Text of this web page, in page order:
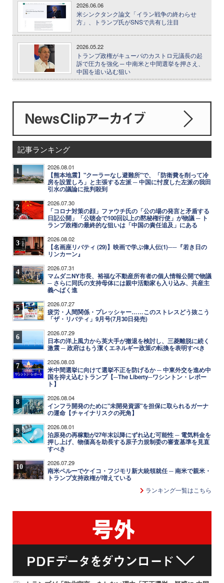
2026.06.06
米シンクタンク論文「イラン戦争の終わらせ
方」、トランプ氏がSNSで共有し注目
2026.05.22
トランプ政権がキューバのカストロ元議長の起
訴で圧力を強化 ─ 中南米と中間選挙を押さえ、
中国を追い込む狙い
記事ランキング
1 2026.08.01
【熊本地震】"クーラーなし避難所"で、「防衛費を削って冷
房を設置しろ」と主張する左派 ─ 中国に忖度した左派の我田
引水の議論に批判殺到
2 2026.07.30
「コロナ対策の顔」ファウチ氏の「公の場の発言と矛盾する
日記公開」「公聴会で100回以上の黙秘権行使」が物議 ─ ト
ランプ政権の最終的な狙いは「中国の責任追及」にある
3 2026.08.02
【名画座リバティ (29)】映画で学ぶ偉人伝(1)──『若き日の
リンカーン』
4 2026.07.31
マムダニNY市長、裕福な不動産所有者の個人情報公開で物議
─ さらに同氏の支持母体には親中活動家も入り込み、共産主
義へばく進
5 2026.07.27
疲労・人間関係・プレッシャー……このストレスどう抜こう
「ザ・リバティ」9月号(7月30日発売)
6 2026.07.29
日本の洋上風力から英大手が撤退を検討し、三菱離脱に続く
激震 ─ 政府はもう潔くエネルギー政策の転換を表明すべき
7 2026.08.03
米中間選挙に向けて選挙不正を防げるか ─ 中東外交を進め中
国を抑え込むトランプ【─The Liberty─ワシントン・レポー
ト】
8 2026.08.04
インフラ開発のために"未開発資源"を担保に取られるガーナ
の運命【チャイナリスクの死角】
9 2026.08.01
泊原発の再稼動が27年末以降にずれ込む可能性 ─ 電気料金を
押し上げ、物価高を助長する原子力規制委の審査基準を見直
すべき
10 2026.07.29
南米ペルーでケイコ・フジモリ新大統領就任 ─ 南米で親米・
トランプ支持政権が増えている
ランキング一覧はこちら